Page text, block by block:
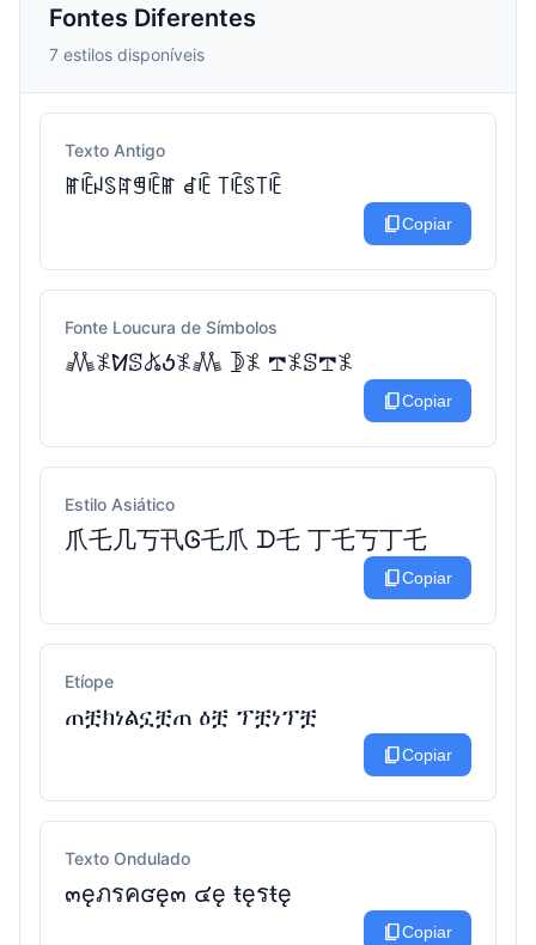
Fontes Diferentes
7 estilos disponíveis
Texto Antigo
ꂵꍟꈤꌗꍏꁅꍟꂵ ꀸꍟ ꓄ꍟꌗ꓄ꍟ
content_copyCopiar
Fonte Loucura de Símbolos
𖢑𖤟ꛘꕷ𖤬ꚽ𖤟𖢑 𖤀𖤟 𖢧𖤟ꕷ𖢧𖤟
content_copyCopiar
Estilo Asiático
爪乇几丂卂Ꮆ乇爪 ᗪ乇 丁乇丂丁乇
content_copyCopiar
Etíope
ጠቿክነልኗቿጠ ዕቿ ፕቿነፕቿ
content_copyCopiar
Texto Ondulado
๓ęภรคʛę๓ ๔ę ŧęรŧę
content_copyCopiar